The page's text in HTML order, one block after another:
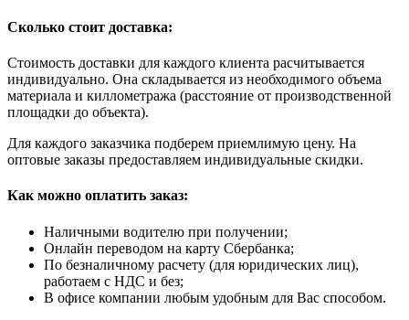
Сколько стоит доставка:
Стоимость доставки для каждого клиента расчитывается
индивидуально. Она складывается из необходимого объема
материала и киллометража (расстояние от производственной
площадки до объекта).
Для каждого заказчика подберем приемлимую цену. На
оптовые заказы предоставляем индивидуальные скидки.
Как можно оплатить заказ:
Наличными водителю при получении;
Онлайн переводом на карту Сбербанка;
По безналичному расчету (для юридических лиц),
работаем с НДС и без;
В офисе компании любым удобным для Вас способом.